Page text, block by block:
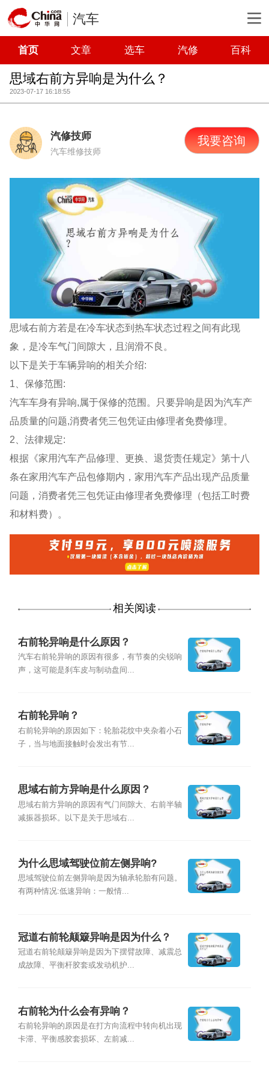
汽车
首页 文章 选车 汽修 百科
思域右前方异响是为什么？
2023-07-17 16:18:55
汽修技师
汽车维修技师
我要咨询
思域右前方若是在冷车状态到热车状态过程之间有此现
象，是冷车气门间隙大，且润滑不良。
以下是关于车辆异响的相关介绍:
1、保修范围:
汽车车身有异响,属于保修的范围。只要异响是因为汽车产
品质量的问题,消费者凭三包凭证由修理者免费修理。
2、法律规定:
根据《家用汽车产品修理、更换、退货责任规定》第十八
条在家用汽车产品包修期内，家用汽车产品出现产品质量
问题，消费者凭三包凭证由修理者免费修理（包括工时费
和材料费）。
相关阅读
右前轮异响是什么原因？
汽车右前轮异响的原因有很多，有节奏的尖锐响
声，这可能是刹车皮与制动盘间...
右前轮异响？
右前轮异响的原因如下：轮胎花纹中夹杂着小石
子，当与地面接触时会发出有节...
思域右前方异响是什么原因？
思域右前方异响的原因有气门间隙大、右前半轴
减振器损坏。以下是关于思域右...
为什么思域驾驶位前左侧异响?
思域驾驶位前左侧异响是因为轴承轮胎有问题。
有两种情况:低速异响：一般情...
冠道右前轮颠簸异响是因为什么？
冠道右前轮颠簸异响是因为下摆臂故障、减震总
成故障、平衡杆胶套或发动机护...
右前轮为什么会有异响？
右前轮异响的原因是在打方向流程中转向机出现
卡滞、平衡感胶套损坏、左前减...